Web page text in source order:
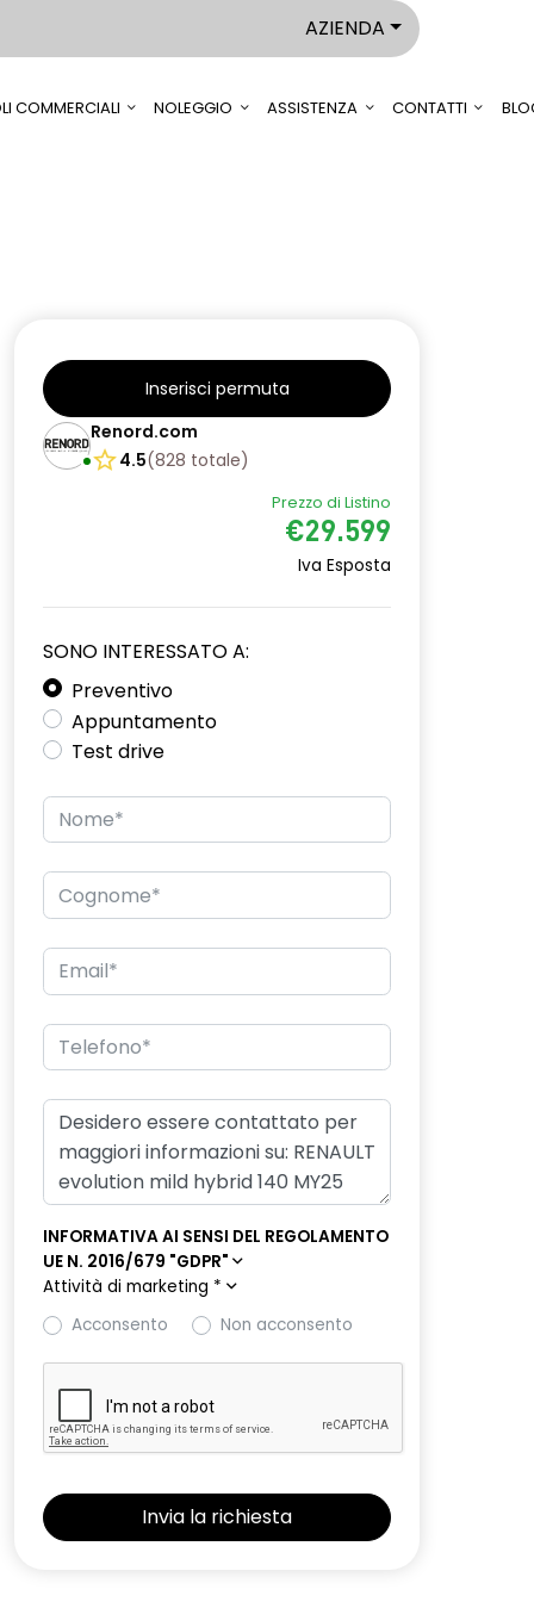
AZIENDA
COMMERCIALI NOLEGGIO ASSISTENZA CONTATTI
Inserisci permuta
Renord.com
4.5(828 totale)
Prezzo di Listino
€29.599
Iva Esposta
SONO INTERESSATO A:
Preventivo
Appuntamento
Test drive
INFORMATIVA AI SENSI DEL REGOLAMENTO
UE N. 2016/679 "GDPR"
Attività di marketing *
Acconsento
Non acconsento